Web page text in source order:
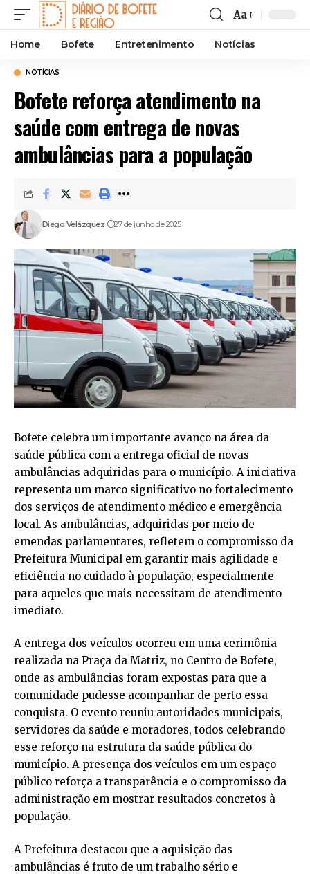
Font
Resizer
Aa
Home Bofete Entretenimento Notícias
NOTÍCIAS
Bofete reforça atendimento na
saúde com entrega de novas
ambulâncias para a população
Diego Velázquez 27 de junho de 2025
Bofete celebra um importante avanço na área da
saúde pública com a entrega oficial de novas
ambulâncias adquiridas para o município. A iniciativa
representa um marco significativo no fortalecimento
dos serviços de atendimento médico e emergência
local. As ambulâncias, adquiridas por meio de
emendas parlamentares, refletem o compromisso da
Prefeitura Municipal em garantir mais agilidade e
eficiência no cuidado à população, especialmente
para aqueles que mais necessitam de atendimento
imediato.
A entrega dos veículos ocorreu em uma cerimônia
realizada na Praça da Matriz, no Centro de Bofete,
onde as ambulâncias foram expostas para que a
comunidade pudesse acompanhar de perto essa
conquista. O evento reuniu autoridades municipais,
servidores da saúde e moradores, todos celebrando
esse reforço na estrutura da saúde pública do
município. A presença dos veículos em um espaço
público reforça a transparência e o compromisso da
administração em mostrar resultados concretos à
população.
A Prefeitura destacou que a aquisição das
ambulâncias é fruto de um trabalho sério e